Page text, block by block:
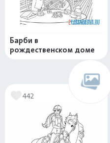
Барби в
рождественском доме
442